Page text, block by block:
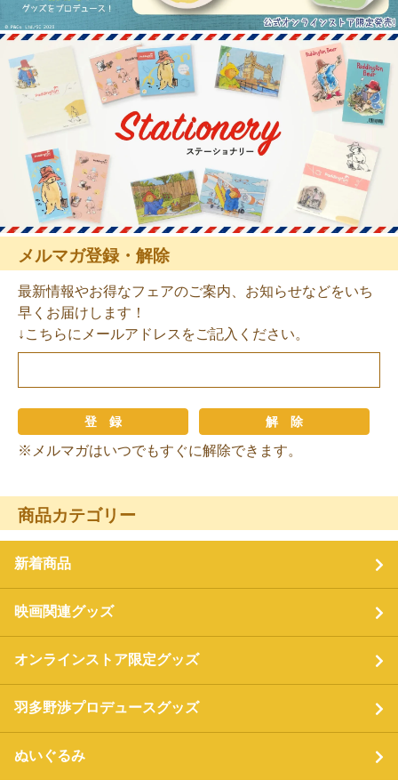
メルマガ登録・解除
最新情報やお得なフェアのご案内、お知らせなどをいち
早くお届けします！
↓こちらにメールアドレスをご記入ください。
※メルマガはいつでもすぐに解除できます。
商品カテゴリー
新着商品
映画関連グッズ
オンラインストア限定グッズ
羽多野渉プロデュースグッズ
ぬいぐるみ